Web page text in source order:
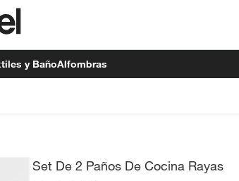
y BañoAlfombras
Set De 2 Paños De Cocina Rayas